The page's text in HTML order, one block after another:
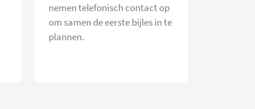
nemen telefonisch contact op
om samen de eerste bijles in te
plannen.